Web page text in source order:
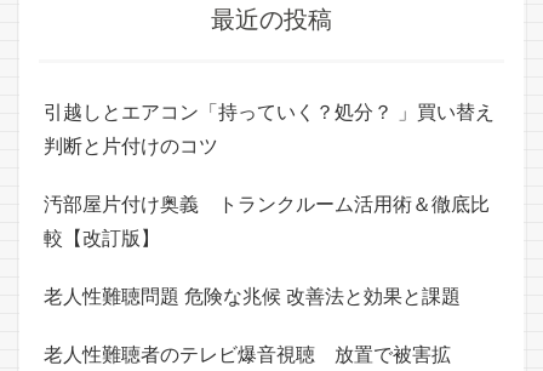
最近の投稿
引越しとエアコン「持っていく？処分？ 」買い替え
判断と片付けのコツ
汚部屋片付け奥義 トランクルーム活用術＆徹底比
較【改訂版】
老人性難聴問題 危険な兆候 改善法と効果と課題
老人性難聴者のテレビ爆音視聴 放置で被害拡